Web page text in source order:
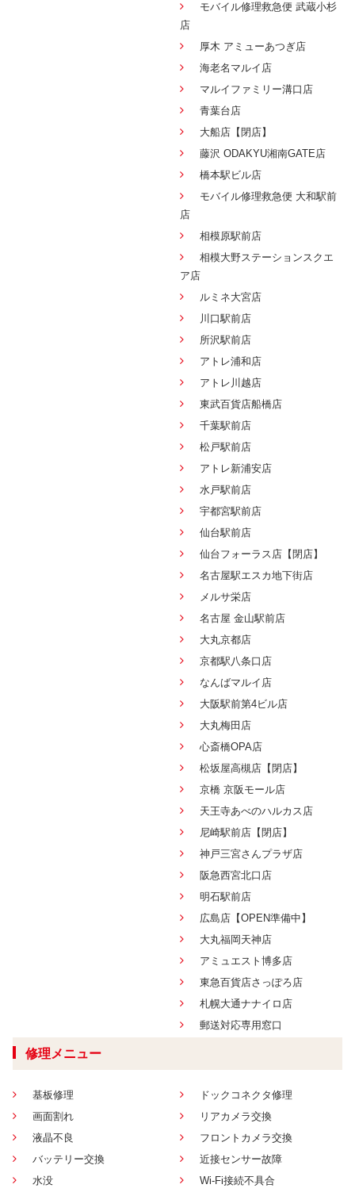
モバイル修理救急便 武蔵小杉
店
厚木 アミューあつぎ店
海老名マルイ店
マルイファミリー溝口店
青葉台店
大船店【閉店】
藤沢 ODAKYU湘南GATE店
橋本駅ビル店
モバイル修理救急便 大和駅前
店
相模原駅前店
相模大野ステーションスクエ
ア店
ルミネ大宮店
川口駅前店
所沢駅前店
アトレ浦和店
アトレ川越店
東武百貨店船橋店
千葉駅前店
松戸駅前店
アトレ新浦安店
水戸駅前店
宇都宮駅前店
仙台駅前店
仙台フォーラス店【閉店】
名古屋駅エスカ地下街店
メルサ栄店
名古屋 金山駅前店
大丸京都店
京都駅八条口店
なんばマルイ店
大阪駅前第4ビル店
大丸梅田店
心斎橋OPA店
松坂屋高槻店【閉店】
京橋 京阪モール店
天王寺あべのハルカス店
尼崎駅前店【閉店】
神戸三宮さんプラザ店
阪急西宮北口店
明石駅前店
広島店【OPEN準備中】
大丸福岡天神店
アミュエスト博多店
東急百貨店さっぽろ店
札幌大通ナナイロ店
郵送対応専用窓口
修理メニュー
基板修理
画面割れ
液晶不良
バッテリー交換
水没
ドックコネクタ修理
リアカメラ交換
フロントカメラ交換
近接センサー故障
Wi-Fi接続不具合